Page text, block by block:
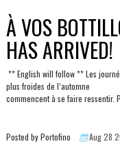
À VOS
HAS ARRIVED!
** English will follow ** Les
plus froides de l’automne
commencent à se faire ressentir.
Posted by Portofino Aug 28